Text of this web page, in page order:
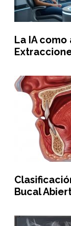
La IA
Bucal